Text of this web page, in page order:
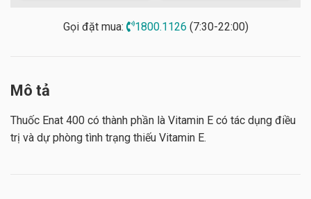
Gọi đặt mua: 1800.1126 (7:30-22:00)
Mô tả
Thuốc Enat 400 có thành phần là Vitamin E có tác dụng điều
trị và dự phòng tình trạng thiếu Vitamin E.